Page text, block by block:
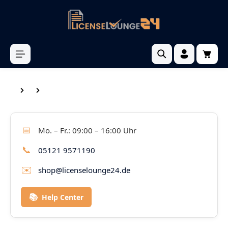
📅 Mo. – Fr.: 09:00 – 16:00 Uhr
📞 05121 9571190
✉️ shop@licenselounge24.de
📚 Help Center